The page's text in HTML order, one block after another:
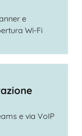
e
Wi-Fi
e via VoIP